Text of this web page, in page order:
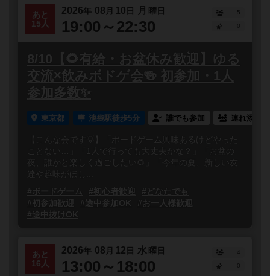
あと
15人
2026年 08 月 10 日 月 曜日
19:00～22:30
5
8/10【🌻有給・お盆休み歓迎】ゆる
交流×飲みボドゲ会🍻 初参加・1人
参加多数✨
東京都 池袋駅徒歩5分 誰でも参加 連れ添い
【こんな会です💡】「ボードゲーム興味あるけどやった
ことない…」「1人で行っても大丈夫かな？」「お盆の
夜、誰かと楽しく過ごしたい🌻」「今年の夏、新しい友
達や趣味がほし...
#ボードゲーム
#初心者歓迎
#どなたでも
#初参加歓迎
#途中参加OK
#お一人様歓迎
#途中抜けOK
あと
16人
2026年 08 月 12 日 水 曜日
13:00～18:00
4